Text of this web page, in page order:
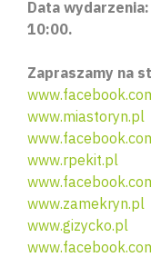
Data
10:00.
Zapraszamy na
www.miastoryn.pl
www.rpekit.pl
www.zamekryn.pl
www.gizycko.pl